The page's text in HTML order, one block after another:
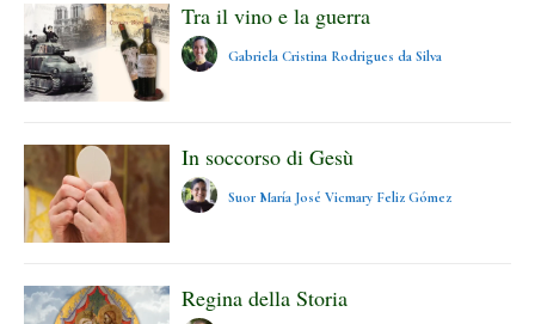
Tra il vino e la guerra
Gabriela Cristina Rodrigues da Silva
In soccorso di Gesù
Suor María José Vicmary Feliz Gómez
Regina della Storia